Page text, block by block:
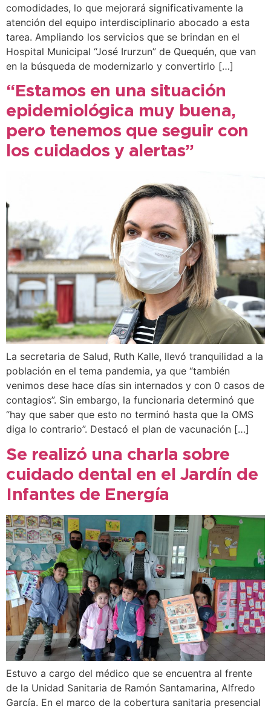
comodidades, lo que mejorará significativamente la
atención del equipo interdisciplinario abocado a esta
tarea. Ampliando los servicios que se brindan en el
Hospital Municipal “José Irurzun” de Quequén, que van
en la búsqueda de modernizarlo y convertirlo […]
“Estamos en una situación
epidemiológica muy buena,
pero tenemos que seguir con
los cuidados y alertas”
La secretaria de Salud, Ruth Kalle, llevó tranquilidad a la
población en el tema pandemia, ya que “también
venimos dese hace días sin internados y con 0 casos de
contagios”. Sin embargo, la funcionaria determinó que
“hay que saber que esto no terminó hasta que la OMS
diga lo contrario”. Destacó el plan de vacunación […]
Se realizó una charla sobre
cuidado dental en el Jardín de
Infantes de Energía
Estuvo a cargo del médico que se encuentra al frente
de la Unidad Sanitaria de Ramón Santamarina, Alfredo
García. En el marco de la cobertura sanitaria presencial